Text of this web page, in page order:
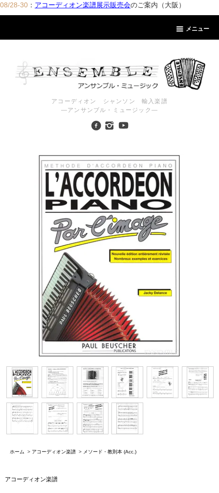
08/28-30 ： アコーディオン楽譜展示販売会のご案内（大阪）
メニュー
アコーディオン シャンソン 輸入楽譜
―アンサンブル・ミュージック―
ホーム > アコーディオン楽譜 > メソード・教則本 (Acc.)
アコーディオン楽譜